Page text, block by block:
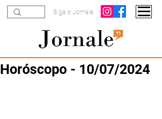
Siga o Jornale
Horóscopo - 10/07/2024